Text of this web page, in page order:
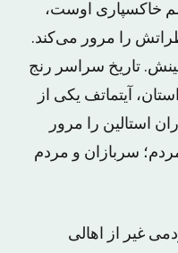
خاکسپاری اوست،
را مرور می‌کند.
تاریخ سراسر رنج
آیتماتف یکی از
استالین را مرور
سربازان و مردم
غیر از اهالی